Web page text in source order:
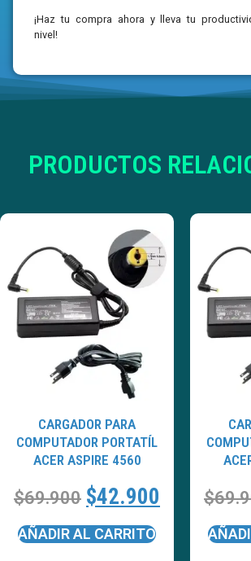
¡Haz tu compra ahora y lleva tu
nivel!
PRODUCTOS
CARGADOR PARA
COMPUTADOR PORTATÍL
ACER ASPIRE 4560
$69.900 $42.900
AÑADIR AL CARRITO
$